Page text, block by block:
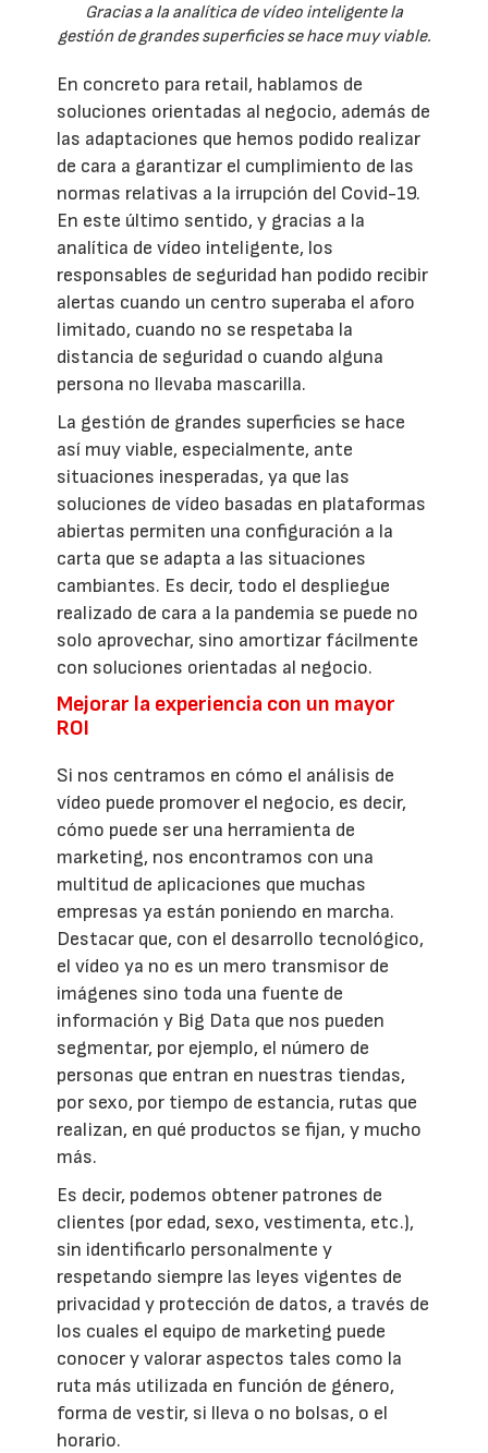
Gracias a la analítica de vídeo inteligente la
gestión de grandes superficies se hace muy viable.
En concreto para retail, hablamos de
soluciones orientadas al negocio, además de
las adaptaciones que hemos podido realizar
de cara a garantizar el cumplimiento de las
normas relativas a la irrupción del Covid-19.
En este último sentido, y gracias a la
analítica de vídeo inteligente, los
responsables de seguridad han podido recibir
alertas cuando un centro superaba el aforo
limitado, cuando no se respetaba la
distancia de seguridad o cuando alguna
persona no llevaba mascarilla.
La gestión de grandes superficies se hace
así muy viable, especialmente, ante
situaciones inesperadas, ya que las
soluciones de vídeo basadas en plataformas
abiertas permiten una configuración a la
carta que se adapta a las situaciones
cambiantes. Es decir, todo el despliegue
realizado de cara a la pandemia se puede no
solo aprovechar, sino amortizar fácilmente
con soluciones orientadas al negocio.
Mejorar la experiencia con un mayor
ROI
Si nos centramos en cómo el análisis de
vídeo puede promover el negocio, es decir,
cómo puede ser una herramienta de
marketing, nos encontramos con una
multitud de aplicaciones que muchas
empresas ya están poniendo en marcha.
Destacar que, con el desarrollo tecnológico,
el vídeo ya no es un mero transmisor de
imágenes sino toda una fuente de
información y Big Data que nos pueden
segmentar, por ejemplo, el número de
personas que entran en nuestras tiendas,
por sexo, por tiempo de estancia, rutas que
realizan, en qué productos se fijan, y mucho
más.
Es decir, podemos obtener patrones de
clientes (por edad, sexo, vestimenta, etc.),
sin identificarlo personalmente y
respetando siempre las leyes vigentes de
privacidad y protección de datos, a través de
los cuales el equipo de marketing puede
conocer y valorar aspectos tales como la
ruta más utilizada en función de género,
forma de vestir, si lleva o no bolsas, o el
horario.